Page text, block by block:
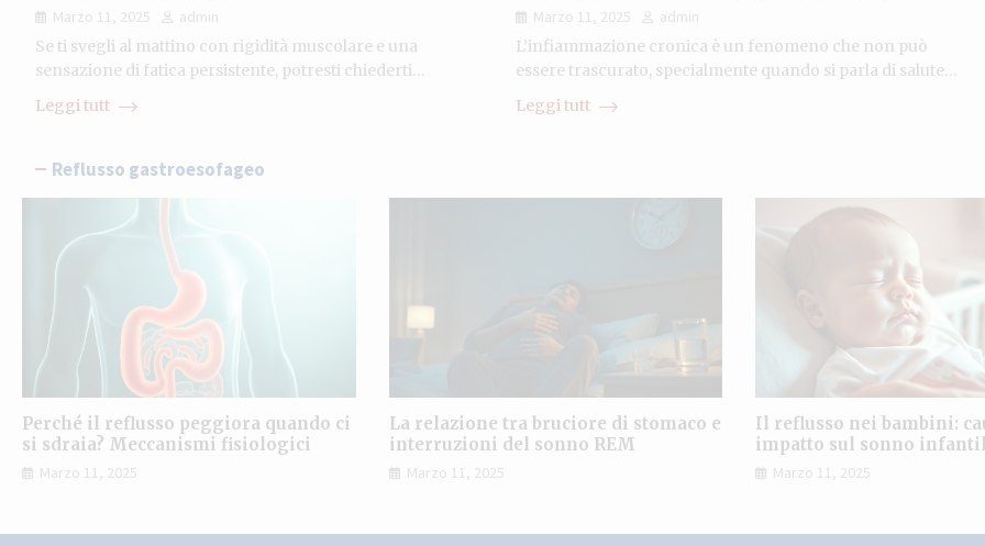
Marzo 11, 2025
admin
Se ti svegli al mattino con rigidità muscolare e una
sensazione di fatica persistente, potresti chiederti…
Leggi tutt
Marzo 11, 2025
admin
L’infiammazione cronica è un fenomeno che non può
essere trascurato, specialmente quando si parla di salute…
Leggi tutt
Reflusso gastroesofageo
Perché il reflusso peggiora quando ci
si sdraia? Meccanismi fisiologici
Marzo 11, 2025
La relazione tra bruciore di stomaco e
interruzioni del sonno REM
Marzo 11, 2025
Il reflusso nei bambini:
impatto sul sonno
Marzo 11, 2025